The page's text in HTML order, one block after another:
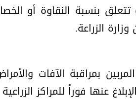
بنسبة النقاوة أو
الزراعة.
بمراقبة الآفات
عنها فوراً للمراكز